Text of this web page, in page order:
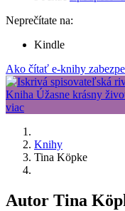
Neprečítate na:
Kindle
Ako čítať e-knihy
Knihy
Tina Köpke
Autor Tina